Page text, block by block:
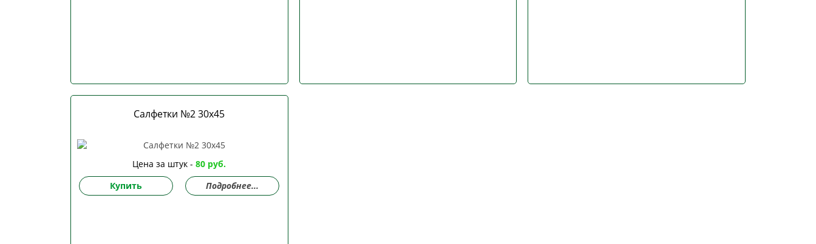
Салфетки №2 30х45
Цена за штук -80 руб.
Купить
Подробнее...